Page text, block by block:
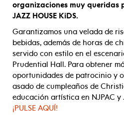
organizaciones muy queridas
JAZZ HOUSE KiDS.
Garantizamos una velada de
bebidas, además de horas de
servido con estilo en el
Prudential Hall. Para obtener
oportunidades de patrocinio y
asado de cumpleaños de
educación artística en NJPAC y
¡PULSE AQUÍ!